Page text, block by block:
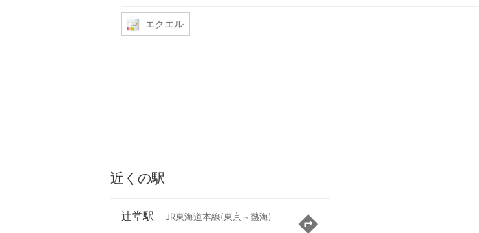
エクエル
近くの駅
辻堂駅 JR東海道本線(東京～熱海)